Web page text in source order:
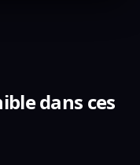
dans ces